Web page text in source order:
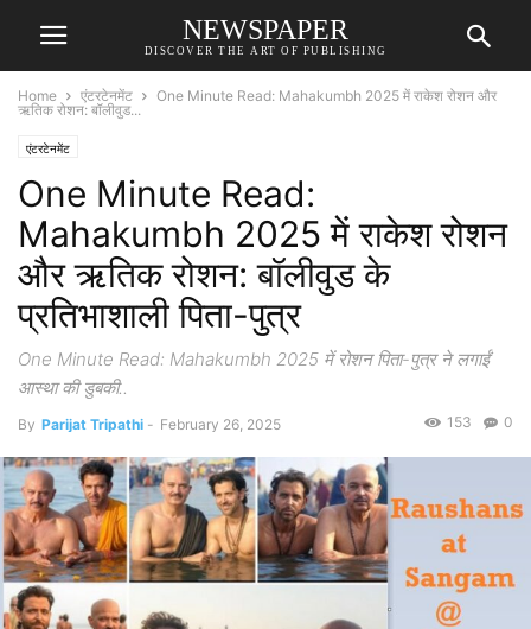
NEWSPAPER
DISCOVER THE ART OF PUBLISHING
Home एंटरटेनमेंट
One Minute Read: Mahakumbh 2025 में राकेश रोशन और
ऋतिक रोशन: बॉलीवुड...
एंटरटेनमेंट
One Minute Read:
Mahakumbh 2025 में राकेश रोशन
और ऋतिक रोशन: बॉलीवुड के
प्रतिभाशाली पिता-पुत्र
One Minute Read: Mahakumbh 2025 में रोशन पिता-पुत्र ने लगाईं
आस्था की डुबकी..
By Parijat Tripathi - February 26, 2025 0
153